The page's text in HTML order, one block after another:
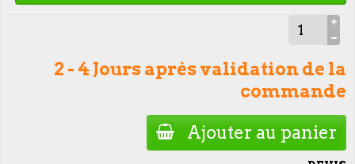
2 - 4 Jours après validation de la
commande
Ajouter au panier